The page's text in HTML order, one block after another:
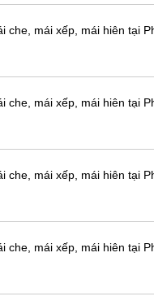
che, mái xếp, mái hiên tại
che, mái xếp, mái hiên tại
che, mái xếp, mái hiên tại
che, mái xếp, mái hiên tại